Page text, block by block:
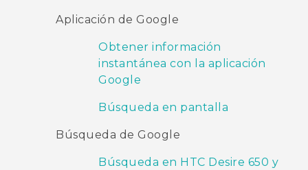
Aplicación de Google
Obtener información
instantánea con la aplicación
Google
Búsqueda en pantalla
Búsqueda de Google
Búsqueda en HTC Desire 650 y